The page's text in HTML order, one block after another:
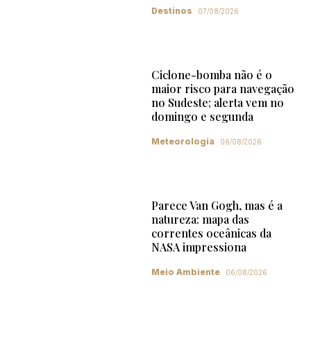
Destinos 07/08/2026
Ciclone-bomba não é o
maior risco para navegação
no Sudeste; alerta vem no
domingo e segunda
Meteorologia 06/08/2026
Parece Van Gogh, mas é a
natureza: mapa das
correntes oceânicas da
NASA impressiona
Meio Ambiente 06/08/2026